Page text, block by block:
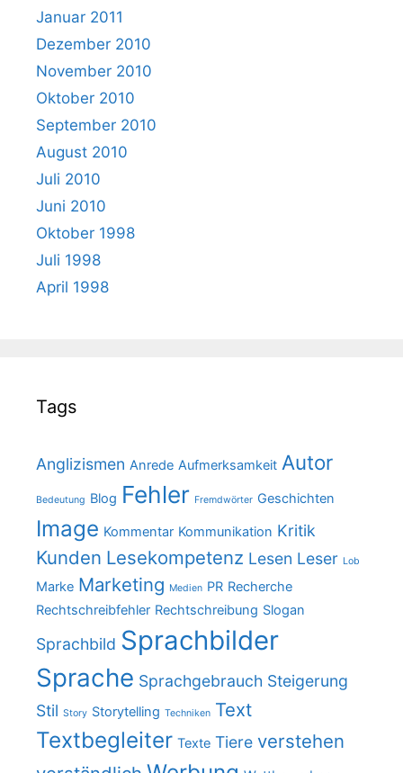
Januar 2011
Dezember 2010
November 2010
Oktober 2010
September 2010
August 2010
Juli 2010
Juni 2010
Oktober 1998
Juli 1998
April 1998
Tags
Anglizismen Anrede Aufmerksamkeit Autor
Bedeutung Blog Fehler Fremdwörter Geschichten
Image Kommentar Kommunikation Kritik
Kunden Lesekompetenz Lesen Leser Lob
Marke Marketing Medien PR Recherche
Rechtschreibfehler Rechtschreibung Slogan
Sprachbild Sprachbilder
Sprache Sprachgebrauch Steigerung
Stil Story Storytelling Techniken Text
Textbegleiter Texte Tiere verstehen